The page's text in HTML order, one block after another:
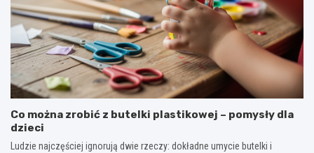
Co można zrobić z butelki plastikowej – pomysły dla
dzieci
Ludzie najczęściej ignorują dwie rzeczy: dokładne umycie butelki i